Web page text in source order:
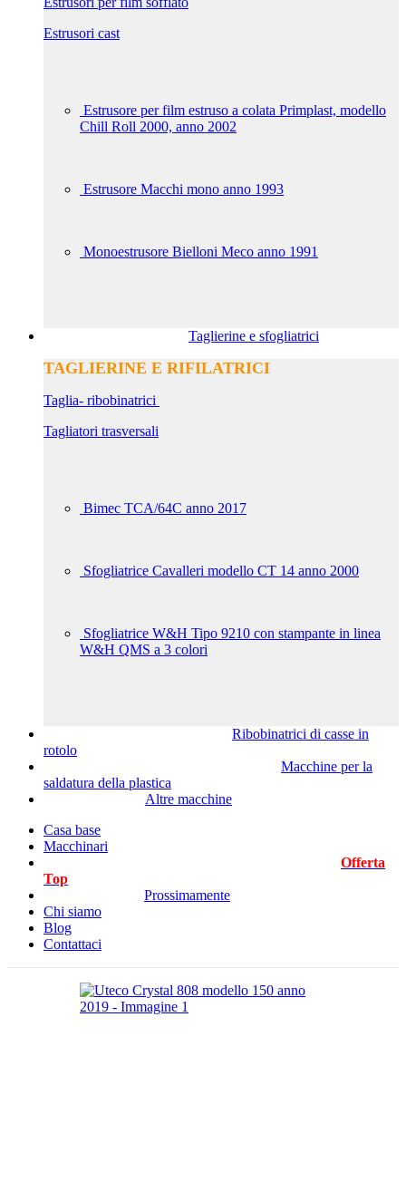
Estrusori cast
Estrusore per film estruso a colata Primplast, modello
Chill Roll 2000, anno 2002
Estrusore Macchi mono anno 1993
Monoestrusore Bielloni Meco anno 1991
Taglierine e sfogliatrici
TAGLIERINE E RIFILATRICI
Taglia- ribobinatrici
Tagliatori trasversali
Bimec TCA/64C anno 2017
Sfogliatrice Cavalleri modello CT 14 anno 2000
Sfogliatrice W&H Tipo 9210 con stampante in linea
W&H QMS a 3 colori
Ribobinatrici di casse in
rotolo
Macchine per la
saldatura della plastica
Altre macchine
Casa base
Macchinari
Offerta
Top
Prossimamente
Chi siamo
Blog
Contattaci